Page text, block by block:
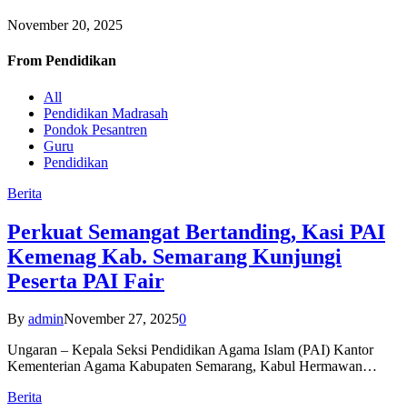
November 20, 2025
From Pendidikan
All
Pendidikan Madrasah
Pondok Pesantren
Guru
Pendidikan
Berita
Perkuat Semangat Bertanding, Kasi PAI
Kemenag Kab. Semarang Kunjungi
Peserta PAI Fair
By adminNovember 27, 20250
Ungaran – Kepala Seksi Pendidikan Agama Islam (PAI) Kantor
Kementerian Agama Kabupaten Semarang, Kabul Hermawan…
Berita